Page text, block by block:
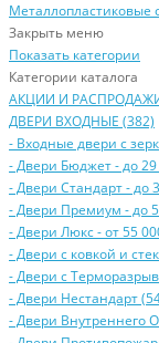
Металлопластиковые
Закрыть меню
Показать категории
Категории каталога
АКЦИИ И
ДВЕРИ ВХОДНЫЕ (382)
- Входные двери с
- Двери Бюджeт - до 29
- Двери Стaндaрт - до
- Двери Прeмиум - до
- Двери Люкс - от 55
- Двери с кoвкой и
- Двери с
- Двери Нecтaндaрт
- Двери Внутреннего